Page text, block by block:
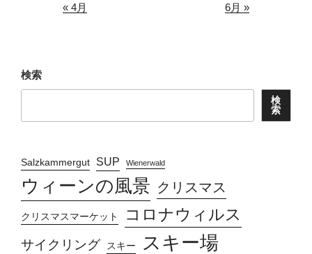
« 4月
6月 »
検索
検
索
Salzkammergut SUP Wienerwald
ウィーンの風景 クリスマス
クリスマスマーケット コロナウィルス
サイクリング スキー スキー場